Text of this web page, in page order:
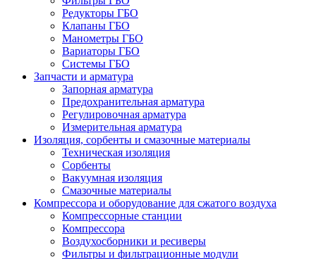
Редукторы ГБО
Клапаны ГБО
Манометры ГБО
Вариаторы ГБО
Системы ГБО
Запчасти и арматура
Запорная арматура
Предохранительная арматура
Регулировочная арматура
Измерительная арматура
Изоляция, сорбенты и смазочные материалы
Техническая изоляция
Сорбенты
Вакуумная изоляция
Смазочные материалы
Компрессора и оборудование для сжатого воздуха
Компрессорные станции
Компрессора
Воздухосборники и ресиверы
Фильтры и фильтрационные модули